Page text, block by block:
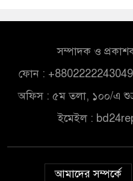
সম্পাদক ও
ফোন :
অফিস : ৫ম তলা, ১০০/এ
ইমেইল :
আমাদের সম্পর্কে